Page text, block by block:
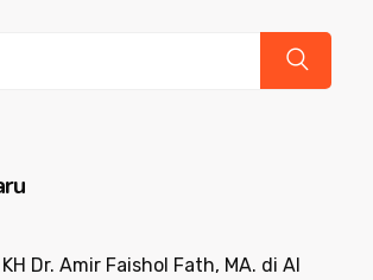
Dr. Amir Faishol Fath, MA. di Al